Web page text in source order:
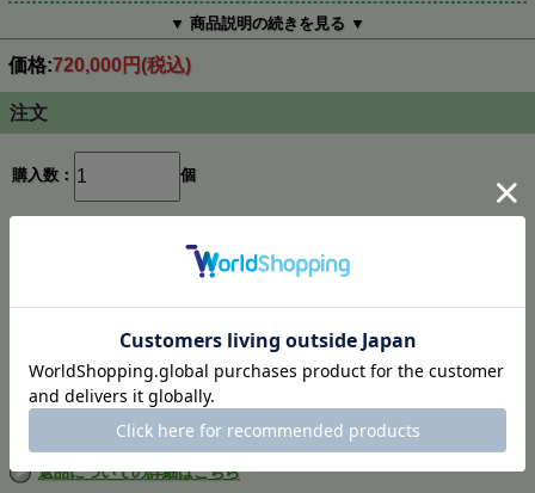
▼ 商品説明の続きを見る ▼
価格:720,000円 (税込)
注文
購入数： 個
返品についての詳細はこちら